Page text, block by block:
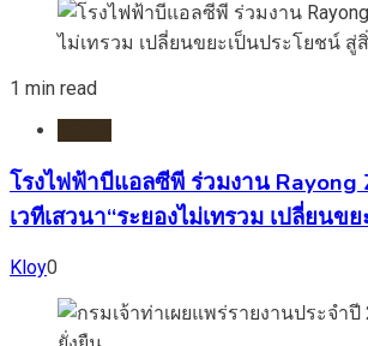
1 min read
โรงไฟฟ้าบีแอลซีพี ร่วมงาน
เวทีเสวนา“ระยองไม่เทรวม เปลี่ยน
Kloy0